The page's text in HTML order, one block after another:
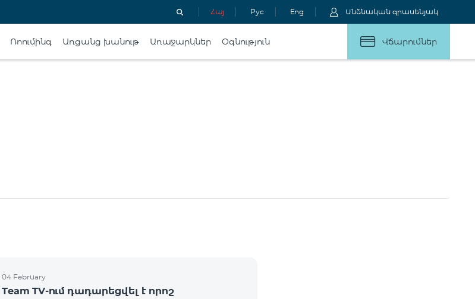
Հայ Рус Eng Անձնական գրասենյակ
Ռոումինգ Առցանց խանութ Առաջարկներ Օգնություն Վճարումներ
04 February
Team TV-ում դադարեցվել է որոշ